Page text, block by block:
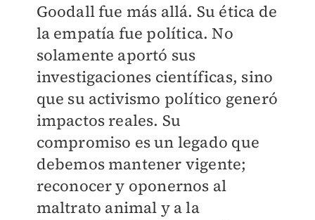
Goodall fue más allá. Su ética de
la empatía fue política. No
solamente aportó sus
investigaciones científicas, sino
que su activismo político generó
impactos reales. Su
compromiso es un legado que
debemos mantener vigente;
reconocer y oponernos al
maltrato animal y a la